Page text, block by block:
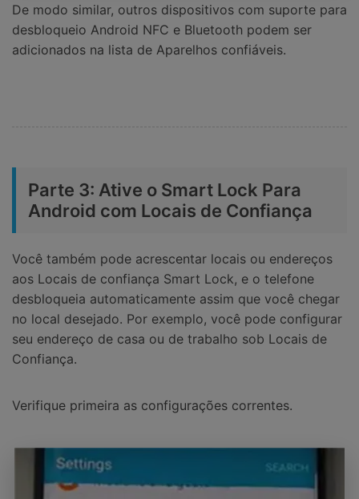
De modo similar, outros dispositivos com suporte para
desbloqueio Android NFC e Bluetooth podem ser
adicionados na lista de Aparelhos confiáveis.
Parte 3: Ative o Smart Lock Para
Android com Locais de Confiança
Você também pode acrescentar locais ou endereços
aos Locais de confiança Smart Lock, e o telefone
desbloqueia automaticamente assim que você chegar
no local desejado. Por exemplo, você pode configurar
seu endereço de casa ou de trabalho sob Locais de
Confiança.
Verifique primeira as configurações correntes.